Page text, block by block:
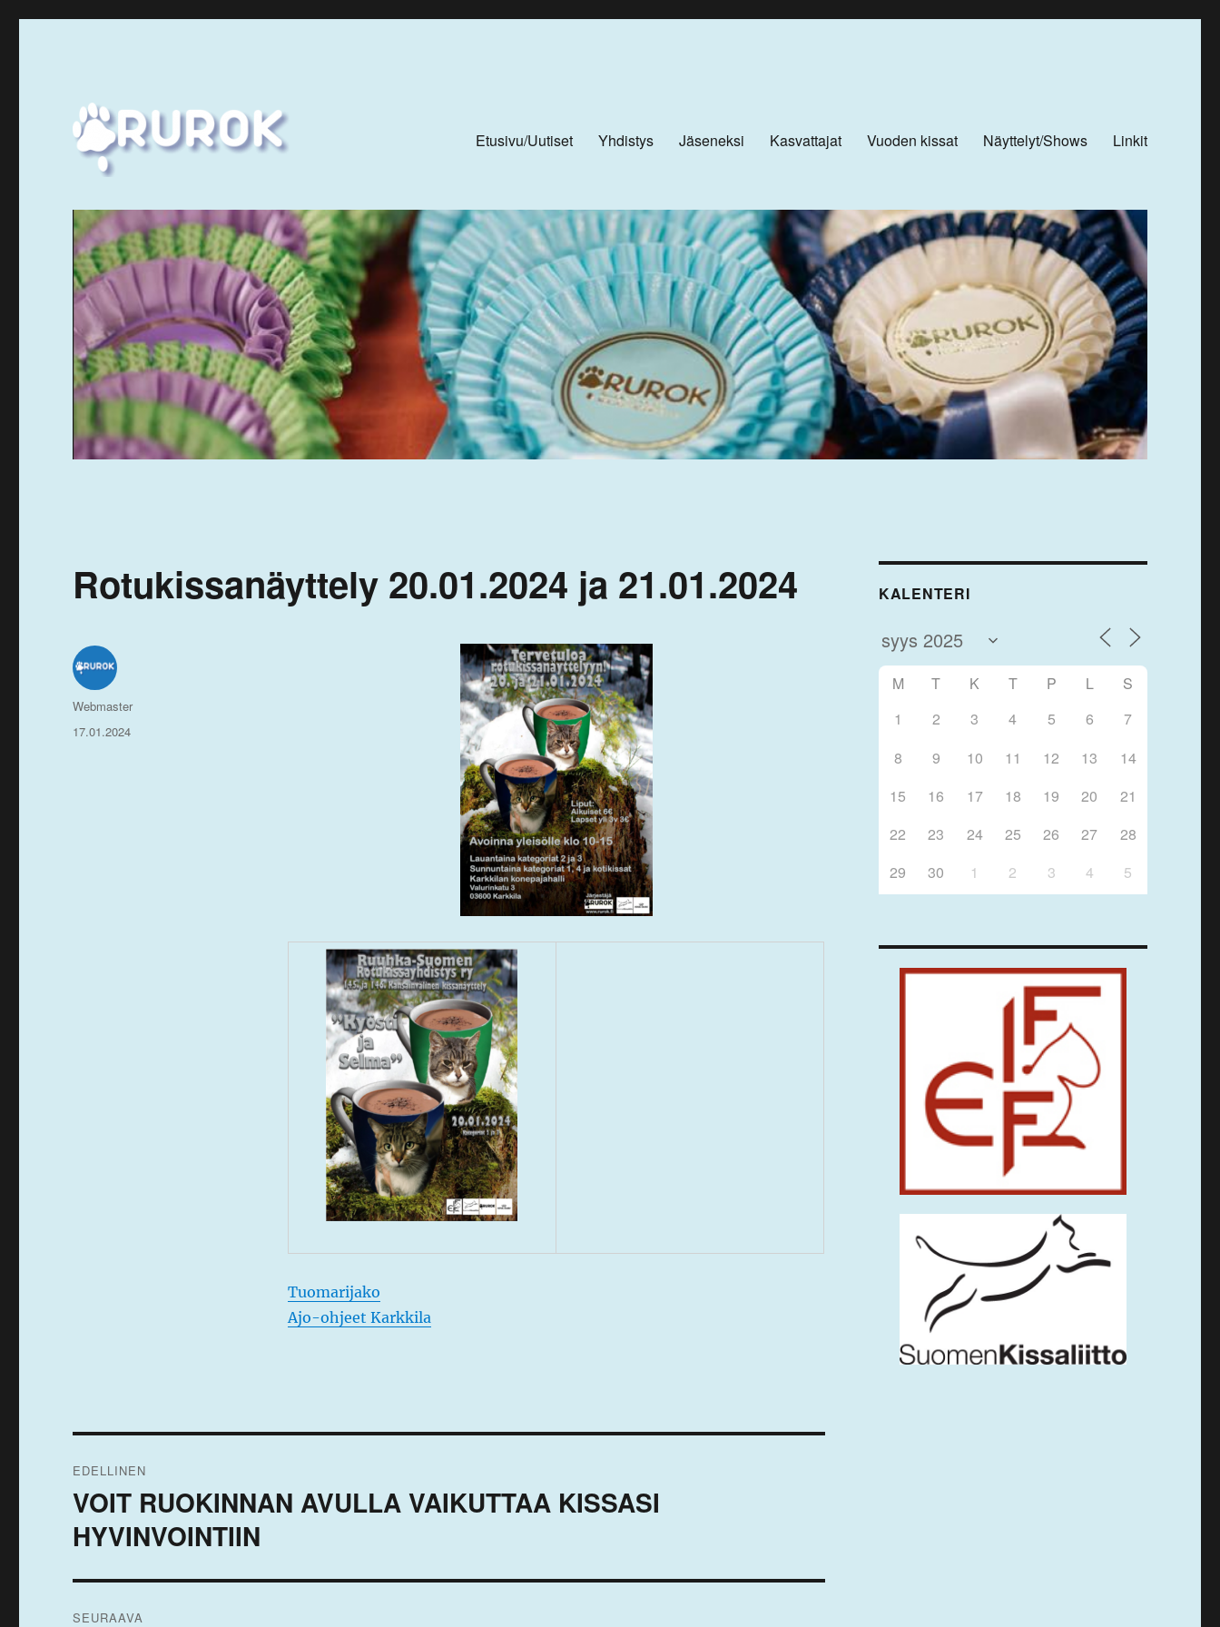
Rurok
Etusivu/Uutiset Yhdistys Jäseneksi Kasvattajat Vuoden kissat Näyttelyt/Shows Linkit
Rotukissanäyttely 20.01.2024 ja 21.01.2024
Tuomarijako
Ajo-ohjeet Karkkila
Kirjoittaja
Webmaster
Julkaistu
17.01.2024
selaus
EDELLINEN
Edellinen
artikkeli:
VOIT RUOKINNAN AVULLA VAIKUTTAA KISSASI
HYVINVOINTIIN
SEURAAVA
KALENTERI
M T K T P L
S
1
2 3 4 5 6
7
8
9 10 11 12 13
14
15
16 17 18 19 20
21
22
23 24 25 26 27
28
29
30 1 2 3 4 5